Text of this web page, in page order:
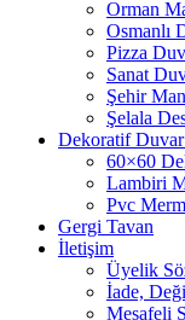
Orman
Osmanlı
Pizza
Sanat
Şehir
Şelala
Dekoratif
60×60
Lambiri
Pvc
Gergi Tavan
İletişim
Üyelik
İade,
Mesafeli